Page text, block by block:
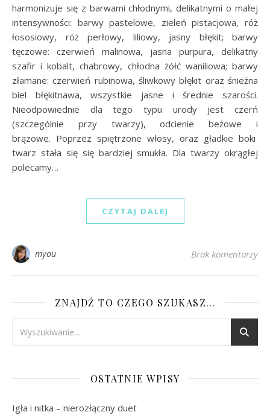
harmonizuje się z barwami chłodnymi, delikatnymi o małej
intensywności: barwy pastelowe, zieleń pistacjowa, róż
łososiowy, róż perłowy, liliowy, jasny błękit; barwy
tęczowe: czerwień malinowa, jasna purpura, delikatny
szafir i kobalt, chabrowy, chłodna żółć waniliowa; barwy
złamane: czerwień rubinowa, śliwkowy błękit oraz śnieżna
biel błękitnawa, wszystkie jasne i średnie szarości.
Nieodpowiednie dla tego typu urody jest czerń
(szczególnie przy twarzy), odcienie beżowe i
brązowe. Poprzez spiętrzone włosy, oraz gładkie boki
twarz stała się się bardziej smukła. Dla twarzy okrągłej
polecamy…
CZYTAJ DALEJ
myou Brak komentarzy
ZNAJDŹ TO CZEGO SZUKASZ…
OSTATNIE WPISY
Igła i nitka – nierozłączny duet